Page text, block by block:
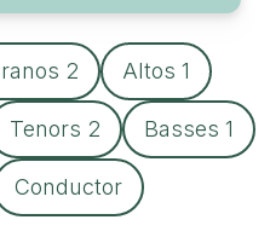
2 Altos 1
Tenors 2 Basses 1
Conductor